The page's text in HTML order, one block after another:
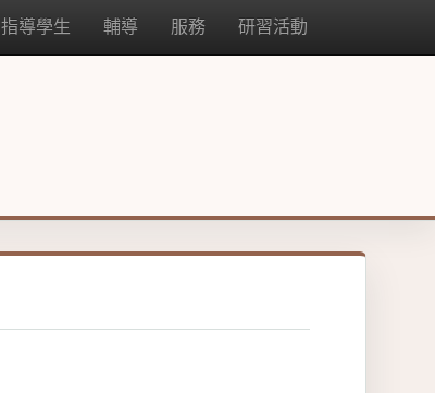
指導學生 輔導 服務 研習活動